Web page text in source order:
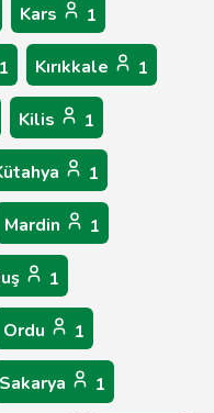
Kars 1
1 Kırıkkale 1
Kilis 1
1
Mardin 1
1
Ordu 1
Sakarya 1